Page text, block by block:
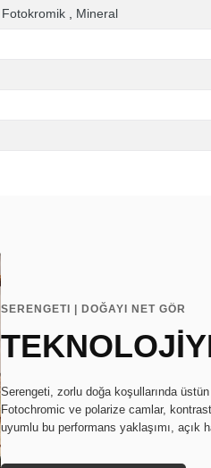
Fotokromik Mineral
SERENGETI | DOĞAYI NET GÖR
Serengeti, zorlu doğa koşullarında
Fotochromic ve polarize camlar,
uyumlu bu performans yaklaşımı, açık